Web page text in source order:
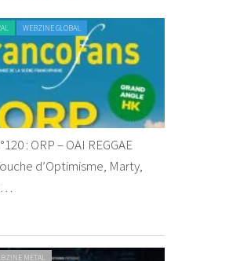
WEBZINE GLOBAL
: ORP – OAI REGGAE
d’Optimisme, Marty,
METAL